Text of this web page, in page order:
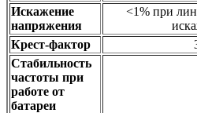
Искажение
напряжения
<1% при
Крест-фактор
Стабильность
частоты при
работе от
батареи